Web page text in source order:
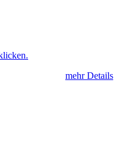
mehr Details